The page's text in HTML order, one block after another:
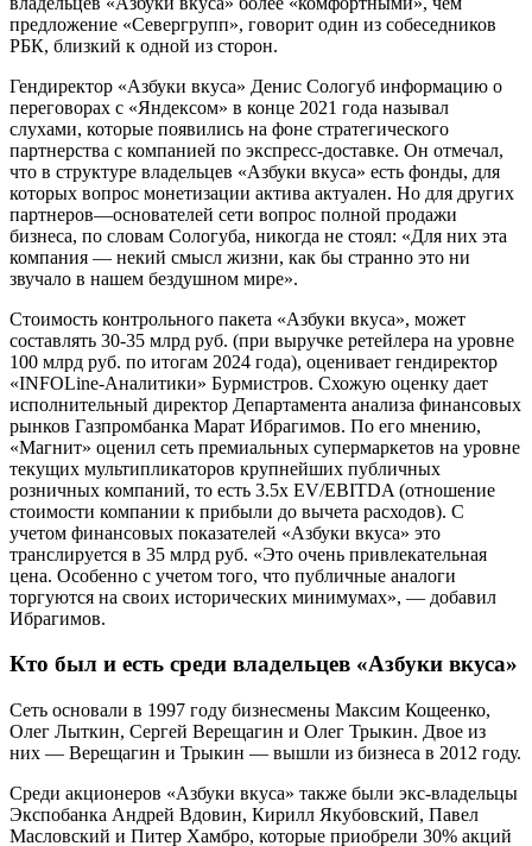
предложение «Севергрупп», говорит один из собеседников
РБК, близкий к одной из сторон.
Гендиректор «Азбуки вкуса» Денис Сологуб информацию о
переговорах с «Яндексом» в конце 2021 года называл
слухами, которые появились на фоне стратегического
партнерства с компанией по экспресс-доставке. Он отмечал,
что в структуре владельцев «Азбуки вкуса» есть фонды, для
которых вопрос монетизации актива актуален. Но для других
партнеров—основателей сети вопрос полной продажи
бизнеса, по словам Сологуба, никогда не стоял: «Для них эта
компания — некий смысл жизни, как бы странно это ни
звучало в нашем бездушном мире».
Стоимость контрольного пакета «Азбуки вкуса», может
составлять 30-35 млрд руб. (при выручке ретейлера на уровне
100 млрд руб. по итогам 2024 года), оценивает гендиректор
«INFOLine-Аналитики» Бурмистров. Схожую оценку дает
исполнительный директор Департамента анализа финансовых
рынков Газпромбанка Марат Ибрагимов. По его мнению,
«Магнит» оценил сеть премиальных супермаркетов на уровне
текущих мультипликаторов крупнейших публичных
розничных компаний, то есть 3.5х EV/EBITDA (отношение
стоимости компании к прибыли до вычета расходов). С
учетом финансовых показателей «Азбуки вкуса» это
транслируется в 35 млрд руб. «Это очень привлекательная
цена. Особенно с учетом того, что публичные аналоги
торгуются на своих исторических минимумах», — добавил
Ибрагимов.
Кто был и есть среди владельцев «Азбуки вкуса»
Сеть основали в 1997 году бизнесмены Максим Кощеенко,
Олег Лыткин, Сергей Верещагин и Олег Трыкин. Двое из
них — Верещагин и Трыкин — вышли из бизнеса в 2012 году.
Среди акционеров «Азбуки вкуса» также были экс-владельцы
Экспобанка Андрей Вдовин, Кирилл Якубовский, Павел
Масловский и Питер Хамбро, которые приобрели 30% акций